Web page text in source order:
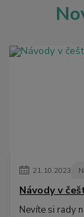
21.10.2023
Návody v
Nevíte si rady